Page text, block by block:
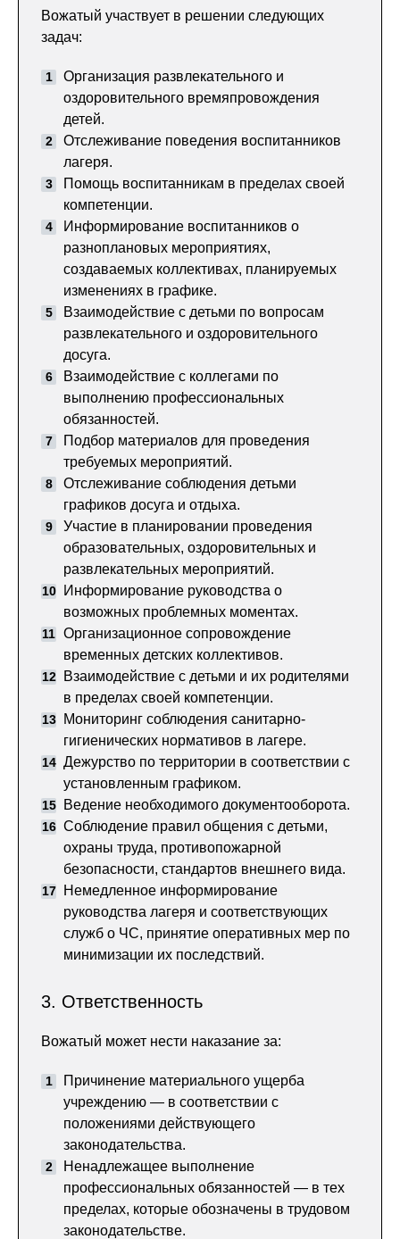
Вожатый участвует в решении следующих
задач:
Организация развлекательного и
оздоровительного времяпровождения
детей.
Отслеживание поведения воспитанников
лагеря.
Помощь воспитанникам в пределах своей
компетенции.
Информирование воспитанников о
разноплановых мероприятиях,
создаваемых коллективах, планируемых
изменениях в графике.
Взаимодействие с детьми по вопросам
развлекательного и оздоровительного
досуга.
Взаимодействие с коллегами по
выполнению профессиональных
обязанностей.
Подбор материалов для проведения
требуемых мероприятий.
Отслеживание соблюдения детьми
графиков досуга и отдыха.
Участие в планировании проведения
образовательных, оздоровительных и
развлекательных мероприятий.
Информирование руководства о
возможных проблемных моментах.
Организационное сопровождение
временных детских коллективов.
Взаимодействие с детьми и их родителями
в пределах своей компетенции.
Мониторинг соблюдения санитарно-
гигиенических нормативов в лагере.
Дежурство по территории в соответствии с
установленным графиком.
Ведение необходимого документооборота.
Соблюдение правил общения с детьми,
охраны труда, противопожарной
безопасности, стандартов внешнего вида.
Немедленное информирование
руководства лагеря и соответствующих
служб о ЧС, принятие оперативных мер по
минимизации их последствий.
3. Ответственность
Вожатый может нести наказание за:
Причинение материального ущерба
учреждению — в соответствии с
положениями действующего
законодательства.
Ненадлежащее выполнение
профессиональных обязанностей — в тех
пределах, которые обозначены в трудовом
законодательстве.